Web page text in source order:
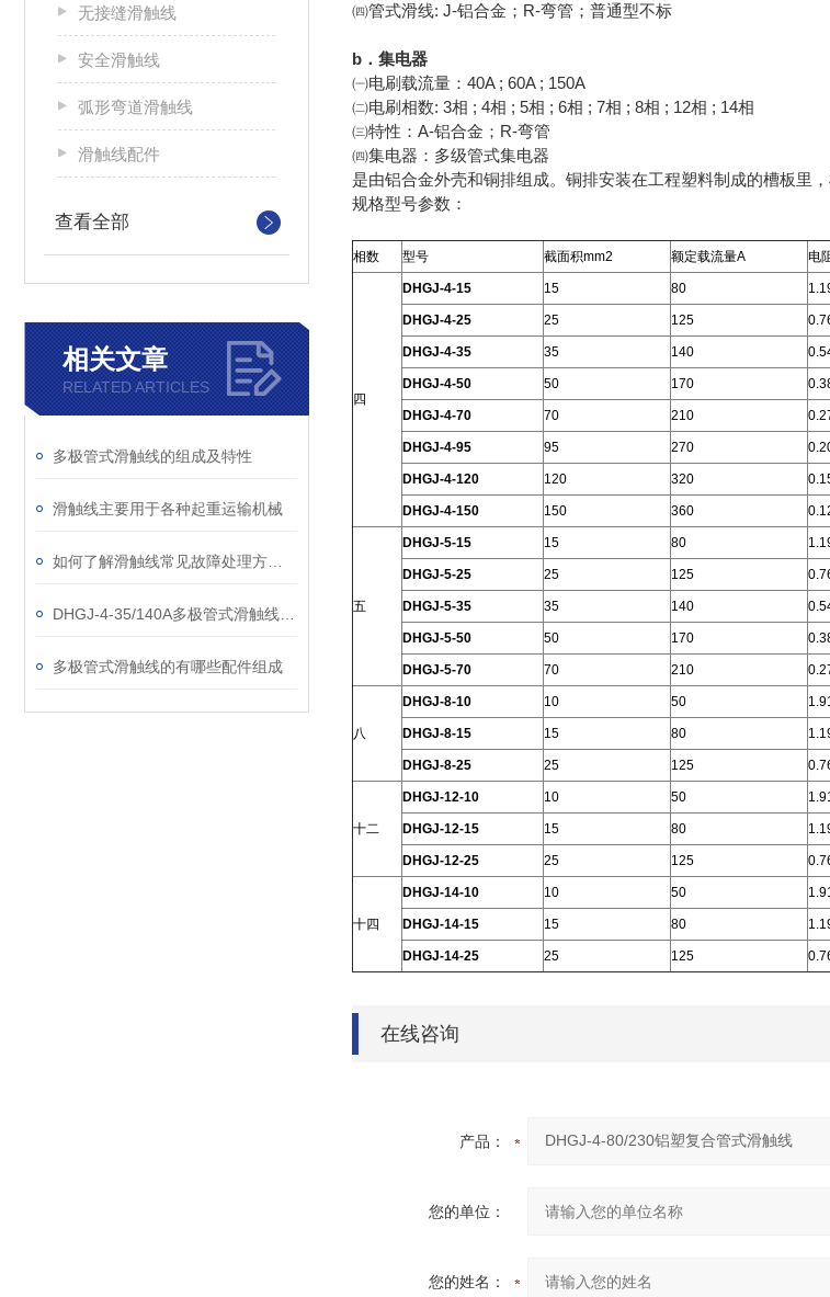
无接缝滑触线
安全滑触线
弧形弯道滑触线
滑触线配件
查看全部
相关文章
RELATED ARTICLES
多极管式滑触线的组成及特性
滑触线主要用于各种起重运输机械
多极管式滑触线的有哪些配件组成
㈣管式滑线: J-铝合金；R-弯管；普通型不标
b．集电器
㈠电刷载流量：40A ; 60A ; 150A
㈡电刷相数: 3相 ; 4相 ; 5相 ; 6相 ; 7相 ; 8相 ; 12相 ; 14相
㈢特性：A-铝合金；R-弯管
㈣集电器：多级管式集电器
是由铝合金外壳和铜排组成。铜排安装在工程塑料制成的槽板里
规格型号参数：
相数 型号 截面积mm2 额定载流量A 电
四
DHGJ-4-15 15 80
DHGJ-4-25 25 125
DHGJ-4-35 35 140
DHGJ-4-50 50 170
DHGJ-4-70 70 210
DHGJ-4-95 95 270
DHGJ-4-120 120 320
DHGJ-4-150 150 360
五
DHGJ-5-15 15 80
DHGJ-5-25 25 125
DHGJ-5-35 35 140
DHGJ-5-50 50 170
DHGJ-5-70 70 210
八
DHGJ-8-10 10 50
DHGJ-8-15 15 80
DHGJ-8-25 25 125
十二
DHGJ-12-10 10 50
DHGJ-12-15 15 80
DHGJ-12-25 25 125
十四
DHGJ-14-10 10 50
DHGJ-14-15 15 80
DHGJ-14-25 25 125
在线咨询
产品：
您的单位：
您的姓名：